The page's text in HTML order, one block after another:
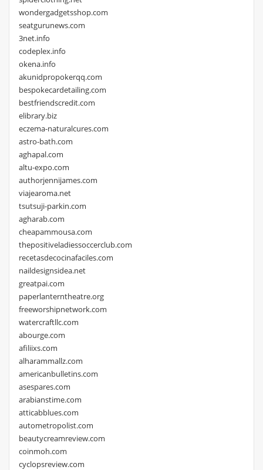
wondergadgetsshop.com
seatgurunews.com
3net.info
codeplex.info
okena.info
akunidpropokerqq.com
bespokecardetailing.com
bestfriendscredit.com
elibrary.biz
eczema-naturalcures.com
astro-bath.com
aghapal.com
altu-expo.com
authorjennijames.com
viajearoma.net
tsutsuji-parkin.com
agharab.com
cheapammousa.com
thepositiveladiessoccerclub.com
recetasdecocinafaciles.com
naildesignsidea.net
greatpai.com
paperlanterntheatre.org
freeworshipnetwork.com
watercraftllc.com
abourge.com
afiliixs.com
alharammallz.com
americanbulletins.com
asespares.com
arabianstime.com
atticabblues.com
autometropolist.com
beautycreamreview.com
coinmoh.com
cyclopsreview.com